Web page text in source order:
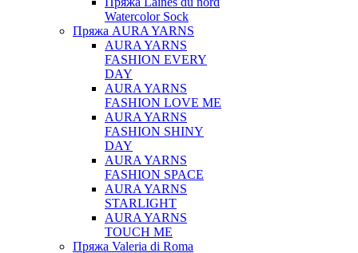
Watercolor Sock
Пряжа AURA YARNS
AURA YARNS
FASHION EVERY
DAY
AURA YARNS
FASHION LOVE ME
AURA YARNS
FASHION SHINY
DAY
AURA YARNS
FASHION SPACE
AURA YARNS
STARLIGHT
AURA YARNS
TOUCH ME
Пряжа Valeria di Roma